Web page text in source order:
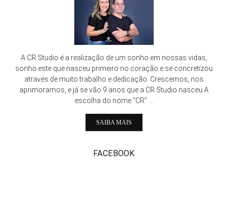
A CR Studio é a realização de um sonho em nossas vidas,
sonho este que nasceu primeiro no coração e se concretizou
através de muito trabalho e dedicação. Crescemos, nos
aprimoramos, e já se vão 9 anos que a CR Studio nasceu.A
escolha do nome “CR” ...
SAIBA MAIS
FACEBOOK